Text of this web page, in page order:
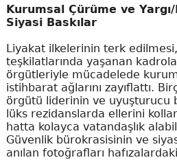
Kurumsal Çürüme ve
Siyasi Baskılar
Liyakat ilkelerinin terk
teşkilatlarında yaşanan
örgütleriyle mücadelede
istihbarat ağlarını zayıflattı.
örgütü liderinin ve uyuşturucu
lüks rezidanslarda ellerini
hatta kolayca vatandaşlık
Güvenlik bürokrasisinin ve
anılan fotoğrafları